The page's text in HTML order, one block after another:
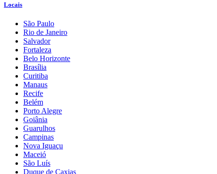
Locais
São Paulo
Rio de Janeiro
Salvador
Fortaleza
Belo Horizonte
Brasília
Curitiba
Manaus
Recife
Belém
Porto Alegre
Goiânia
Guarulhos
Campinas
Nova Iguaçu
Maceió
São Luís
Duque de Caxias